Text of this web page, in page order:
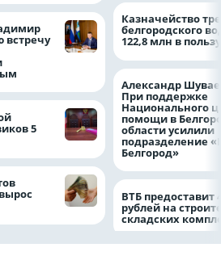
встречу
5
Казначейство
белгородского
122,8 млн в
Александр
При поддержке
Национального
помощи в
области усилили
подразделение
Белгород»
ВТБ предоставит
рублей на
складских